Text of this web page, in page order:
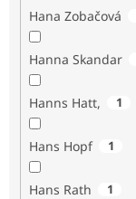
Hana Zobačová
Hanna Skandar
Hanns Hatt, 1
Hans Hopf 1
Hans Rath 1